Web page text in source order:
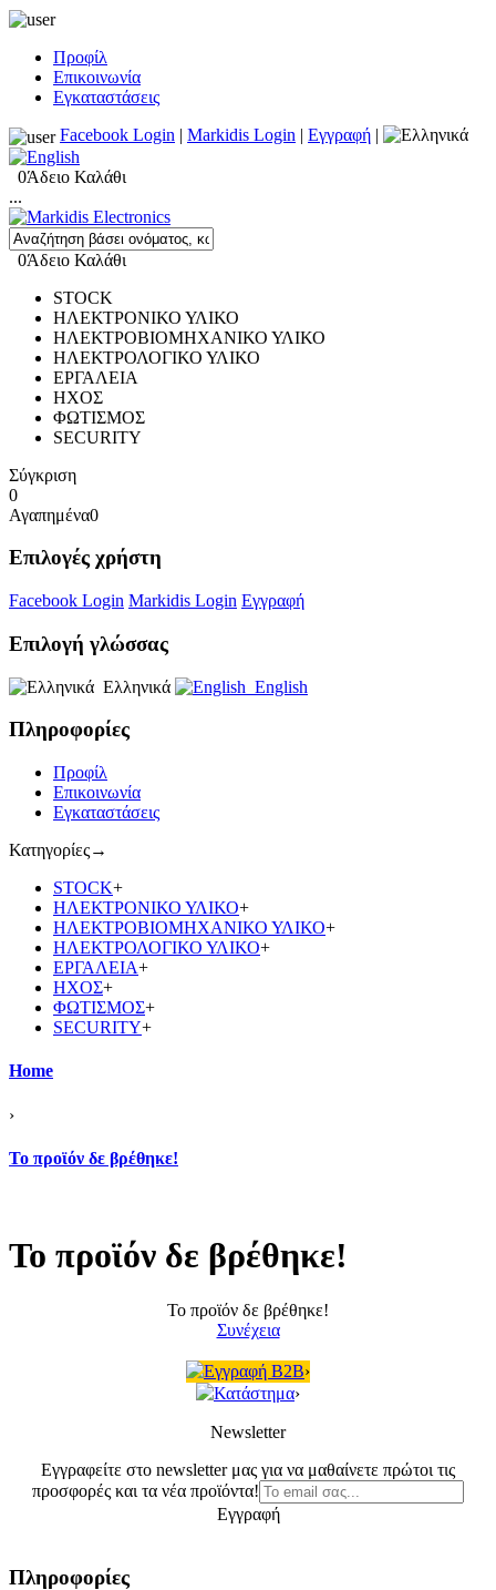
Προφίλ
Επικοινωνία
Εγκαταστάσεις
Facebook Login | Markidis Login | Εγγραφή |
0Άδειο Καλάθι
...
0Άδειο Καλάθι
STOCK
ΗΛΕΚΤΡΟΝΙΚΟ ΥΛΙΚΟ
ΗΛΕΚΤΡΟΒΙΟΜΗΧΑΝΙΚΟ ΥΛΙΚΟ
ΗΛΕΚΤΡΟΛΟΓΙΚΟ ΥΛΙΚΟ
ΕΡΓΑΛΕΙΑ
ΗΧΟΣ
ΦΩΤΙΣΜΟΣ
SECURITY
Σύγκριση
0
Αγαπημένα0
Επιλογές χρήστη
Facebook Login Markidis Login Εγγραφή
Επιλογή γλώσσας
Ελληνικά English
Πληροφορίες
Προφίλ
Επικοινωνία
Εγκαταστάσεις
Κατηγορίες→
STOCK+
ΗΛΕΚΤΡΟΝΙΚΟ ΥΛΙΚΟ+
ΗΛΕΚΤΡΟΒΙΟΜΗΧΑΝΙΚΟ ΥΛΙΚΟ+
ΗΛΕΚΤΡΟΛΟΓΙΚΟ ΥΛΙΚΟ+
ΕΡΓΑΛΕΙΑ+
ΗΧΟΣ+
ΦΩΤΙΣΜΟΣ+
SECURITY+
Home
›
Το προϊόν δε βρέθηκε!
Το προϊόν δε βρέθηκε!
Το προϊόν δε βρέθηκε!
Συνέχεια
Εγγραφή B2B›
Κατάστημα›
Newsletter
Εγγραφείτε στο newsletter μας για να μαθαίνετε πρώτοι τις
προσφορές και τα νέα προϊόντα!
Εγγραφή
Πληροφορίες